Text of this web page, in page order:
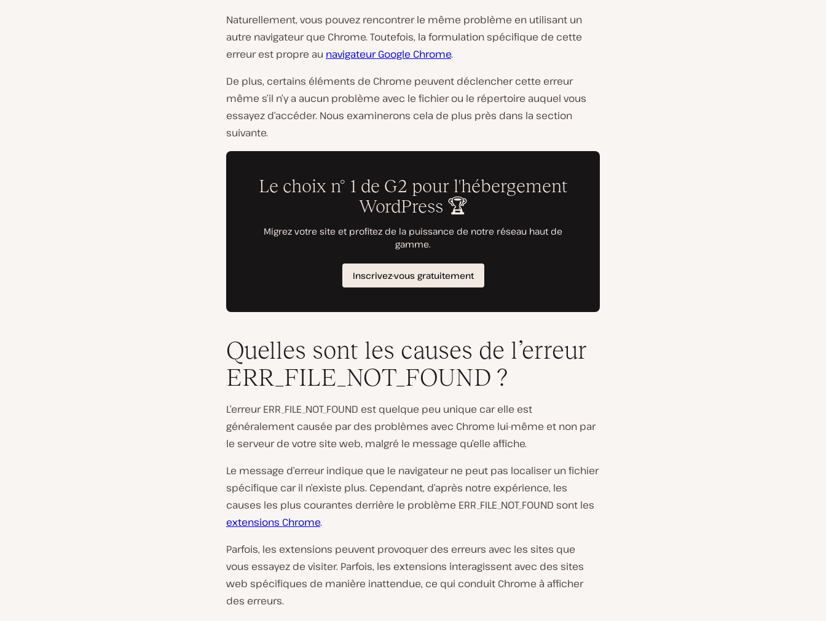
Naturellement, vous pouvez rencontrer le même problème en utilisant un
autre navigateur que Chrome. Toutefois, la formulation spécifique de cette
erreur est propre au navigateur Google Chrome.
De plus, certains éléments de Chrome peuvent déclencher cette erreur
même s’il n’y a aucun problème avec le fichier ou le répertoire auquel vous
essayez d’accéder. Nous examinerons cela de plus près dans la section
suivante.
Quelles sont les causes de l’erreur
ERR_FILE_NOT_FOUND ?
L’erreur ERR_FILE_NOT_FOUND est quelque peu unique car elle est
généralement causée par des problèmes avec Chrome lui-même et non par
le serveur de votre site web, malgré le message qu’elle affiche.
Le message d’erreur indique que le navigateur ne peut pas localiser un fichier
spécifique car il n’existe plus. Cependant, d’après notre expérience, les
causes les plus courantes derrière le problème ERR_FILE_NOT_FOUND sont les
extensions Chrome.
Parfois, les extensions peuvent provoquer des erreurs avec les sites que
vous essayez de visiter. Parfois, les extensions interagissent avec des sites
web spécifiques de manière inattendue, ce qui conduit Chrome à afficher
des erreurs.